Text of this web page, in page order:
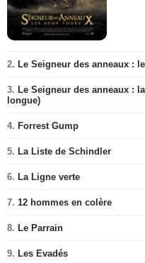
2. Le Seigneur des anneaux :
3. Le Seigneur des anneaux :
longue)
4. Forrest Gump
5. La Liste de Schindler
6. La Ligne verte
7. 12 hommes en colère
8. Le Parrain
9. Les Evadés